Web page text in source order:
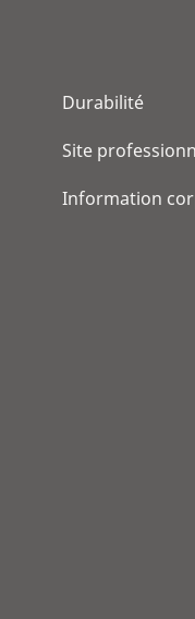
Durabilité
Site
Information